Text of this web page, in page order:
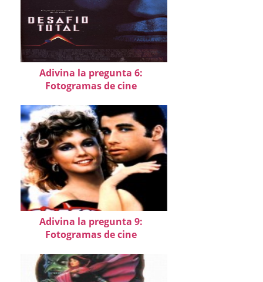
Adivina la pregunta 6:
Fotogramas de cine
Adivina la pregunta 9:
Fotogramas de cine